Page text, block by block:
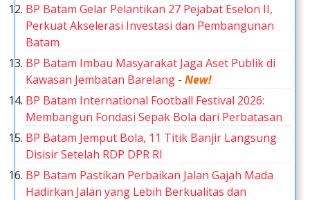
BP Batam Gelar Pelantikan 27 Pejabat Eselon II,
Perkuat Akselerasi Investasi dan Pembangunan
Batam
BP Batam Imbau Masyarakat Jaga Aset Publik di
Kawasan Jembatan Barelang -New!
BP Batam International Football Festival 2026:
Membangun Fondasi Sepak Bola dari Perbatasan
BP Batam Jemput Bola, 11 Titik Banjir Langsung
Disisir Setelah RDP DPR RI
BP Batam Pastikan Perbaikan Jalan Gajah Mada
Hadirkan Jalan yang Lebih Berkualitas dan